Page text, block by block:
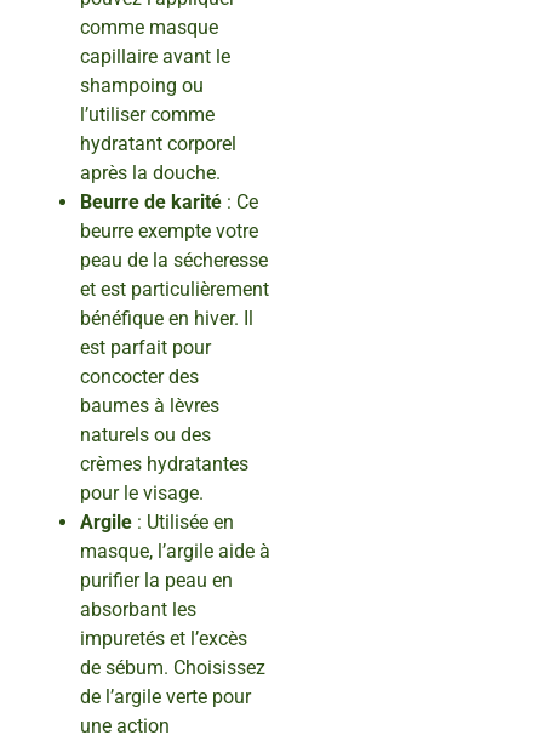
comme masque
capillaire avant le
shampoing ou
l’utiliser comme
hydratant corporel
après la douche.
Beurre de karité : Ce
beurre exempte votre
peau de la sécheresse
et est particulièrement
bénéfique en hiver. Il
est parfait pour
concocter des
baumes à lèvres
naturels ou des
crèmes hydratantes
pour le visage.
Argile : Utilisée en
masque, l’argile aide à
purifier la peau en
absorbant les
impuretés et l’excès
de sébum. Choisissez
de l’argile verte pour
une action